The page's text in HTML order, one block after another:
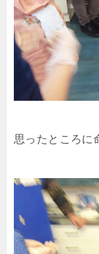
思ったところに